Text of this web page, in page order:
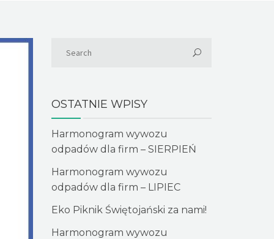
OSTATNIE WPISY
Harmonogram wywozu
odpadów dla firm – SIERPIEŃ
Harmonogram wywozu
odpadów dla firm – LIPIEC
Eko Piknik Świętojański za nami!
Harmonogram wywozu